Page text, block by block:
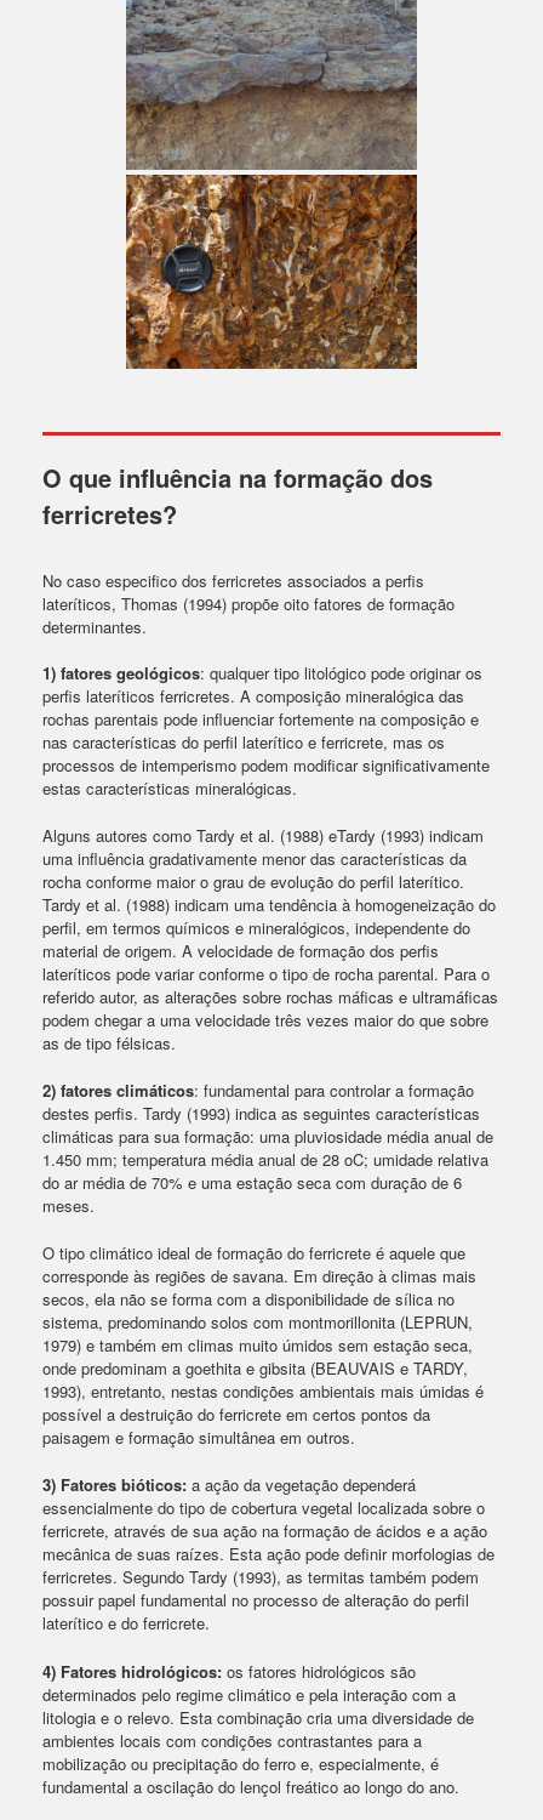
O que influência na formação dos
ferricretes?
No caso especifico dos ferricretes associados a perfis
lateríticos, Thomas (1994) propõe oito fatores de formação
determinantes.
1) fatores geológicos: qualquer tipo litológico pode originar os
perfis lateríticos ferricretes. A composição mineralógica das
rochas parentais pode influenciar fortemente na composição e
nas características do perfil laterítico e ferricrete, mas os
processos de intemperismo podem modificar significativamente
estas características mineralógicas.
Alguns autores como Tardy et al. (1988) eTardy (1993) indicam
uma influência gradativamente menor das características da
rocha conforme maior o grau de evolução do perfil laterítico.
Tardy et al. (1988) indicam uma tendência à homogeneização do
perfil, em termos químicos e mineralógicos, independente do
material de origem. A velocidade de formação dos perfis
lateríticos pode variar conforme o tipo de rocha parental. Para o
referido autor, as alterações sobre rochas máficas e ultramáficas
podem chegar a uma velocidade três vezes maior do que sobre
as de tipo félsicas.
2) fatores climáticos: fundamental para controlar a formação
destes perfis. Tardy (1993) indica as seguintes características
climáticas para sua formação: uma pluviosidade média anual de
1.450 mm; temperatura média anual de 28 oC; umidade relativa
do ar média de 70% e uma estação seca com duração de 6
meses.
O tipo climático ideal de formação do ferricrete é aquele que
corresponde às regiões de savana. Em direção à climas mais
secos, ela não se forma com a disponibilidade de sílica no
sistema, predominando solos com montmorillonita (LEPRUN,
1979) e também em climas muito úmidos sem estação seca,
onde predominam a goethita e gibsita (BEAUVAIS e TARDY,
1993), entretanto, nestas condições ambientais mais úmidas é
possível a destruição do ferricrete em certos pontos da
paisagem e formação simultânea em outros.
3) Fatores bióticos: a ação da vegetação dependerá
essencialmente do tipo de cobertura vegetal localizada sobre o
ferricrete, através de sua ação na formação de ácidos e a ação
mecânica de suas raízes. Esta ação pode definir morfologias de
ferricretes. Segundo Tardy (1993), as termitas também podem
possuir papel fundamental no processo de alteração do perfil
laterítico e do ferricrete.
4) Fatores hidrológicos: os fatores hidrológicos são
determinados pelo regime climático e pela interação com a
litologia e o relevo. Esta combinação cria uma diversidade de
ambientes locais com condições contrastantes para a
mobilização ou precipitação do ferro e, especialmente, é
fundamental a oscilação do lençol freático ao longo do ano.